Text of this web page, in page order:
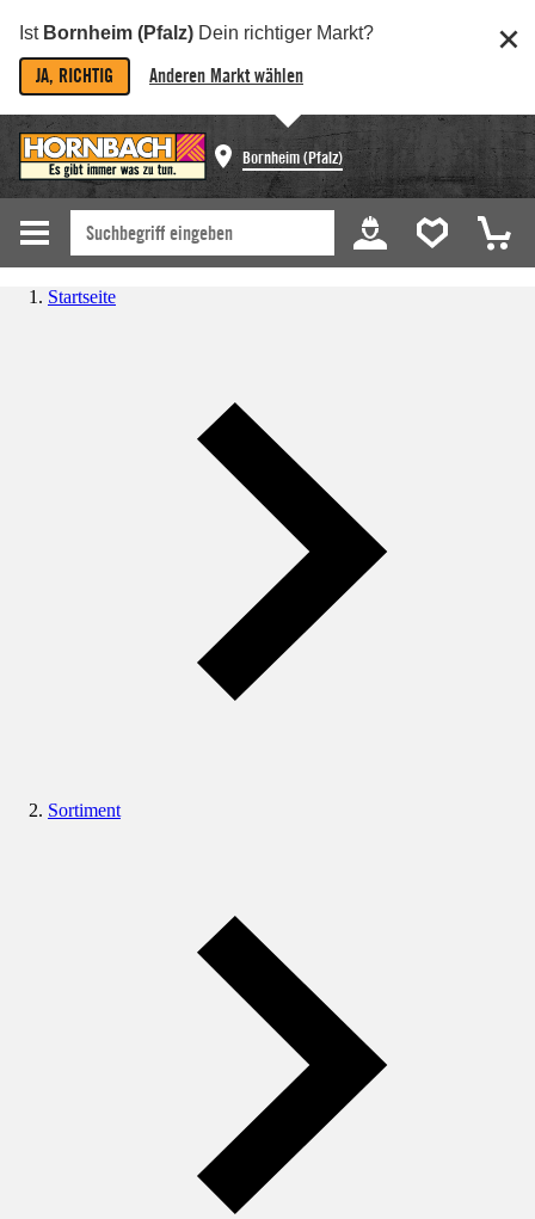
Ist Bornheim (Pfalz) Dein richtiger Markt?
JA, RICHTIG Anderen Markt wählen
Bornheim (Pfalz)
Startseite
Sortiment